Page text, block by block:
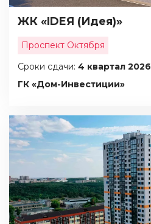
ЖК «IDEЯ (Идея)»
Проспект Октября
Сроки сдачи: 4 квартал 2026
ГК «Дом-Инвестиции»